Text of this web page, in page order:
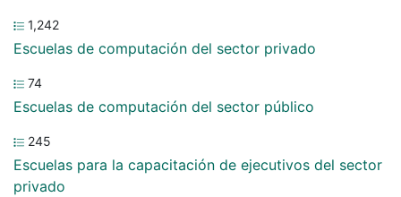
1,242
Escuelas de computación del sector privado
74
Escuelas de computación del sector público
245
Escuelas para la capacitación de ejecutivos del sector
privado